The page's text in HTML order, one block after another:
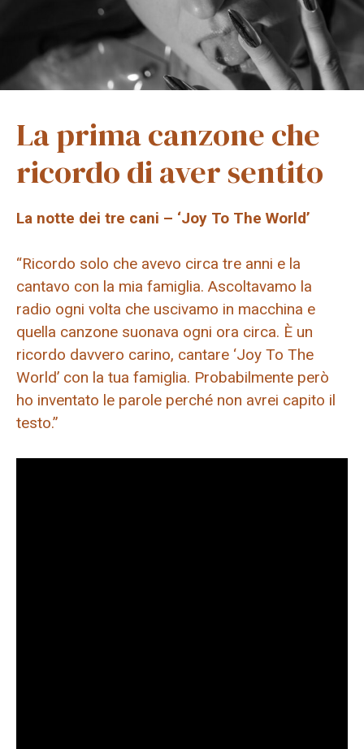
La prima canzone che
ricordo di aver sentito
La notte dei tre cani – ‘Joy To The World’
“Ricordo solo che avevo circa tre anni e la
cantavo con la mia famiglia. Ascoltavamo la
radio ogni volta che uscivamo in macchina e
quella canzone suonava ogni ora circa. È un
ricordo davvero carino, cantare ‘Joy To The
World’ con la tua famiglia. Probabilmente però
ho inventato le parole perché non avrei capito il
testo.”